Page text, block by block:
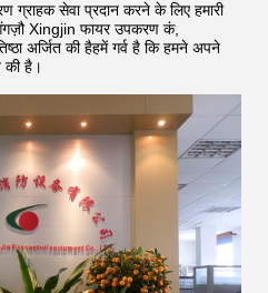
ग्राहक सेवा प्रदान करने के लिए हमारी
Xingjin फायर उपकरण कं,
अर्जित की हैहमें गर्व है कि हमने अपने
की है।